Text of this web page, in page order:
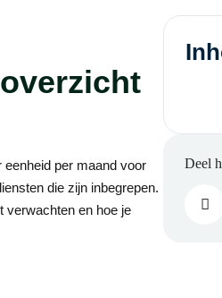
per maand voor
die zijn inbegrepen.
verwachten en hoe je